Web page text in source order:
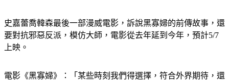
史嘉蕾喬韓森最後一部漫威電影，訴說黑寡婦的前傳故事，還
要對抗邪惡反派，模仿大師，電影從去年延到今年，預計5/7